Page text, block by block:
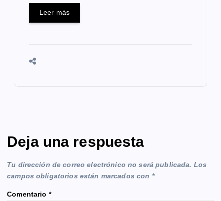
Leer más
Deja una respuesta
Tu dirección de correo electrónico no será publicada. Los
campos obligatorios están marcados con *
Comentario *